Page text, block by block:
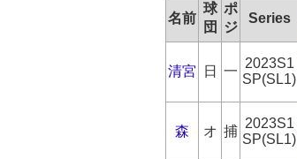
名前
球
団
ポ
ジ
Series
清宮 日 一
2023S1
SP(SL1)
森 オ 捕
2023S1
SP(SL1)